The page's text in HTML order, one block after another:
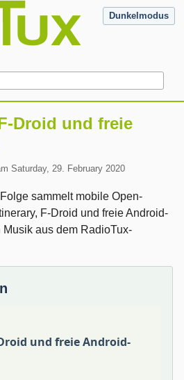
Dunkelmodus
Droid und freie
Saturday, 29. February 2020
sammelt mobile Open-
F-Droid und freie Android-
aus dem RadioTux-